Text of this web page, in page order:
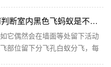
蚌湖预防白蚁如何判断室内黑色飞蚂蚁是不是白蚁繁殖蚁
它偶然会在墙面等处留下活动
部位留下分飞孔白蚁分飞，每